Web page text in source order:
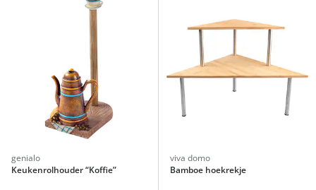
genialo
Keukenrolhouder “Koffie”
viva domo
Bamboe hoekrekje